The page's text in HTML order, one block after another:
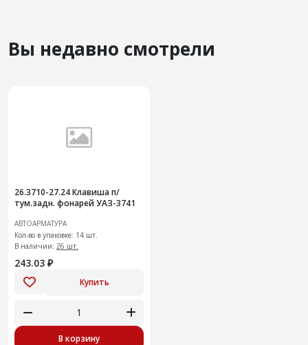
Вы недавно смотрели
26.3710-27.24 Клавиша п/
тум.задн. фонарей УАЗ-3741
АВТОАРМАТУРА
Кол-во в упаковке: 14 шт.
В наличии: 26 шт.
243.03 ₽
Купить
В корзину